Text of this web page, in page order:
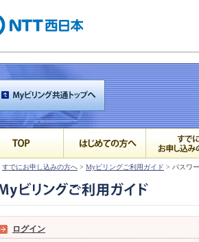
すでにお申し込みの方へ > Myビリングご利用ガイド > パスワ
ログイン